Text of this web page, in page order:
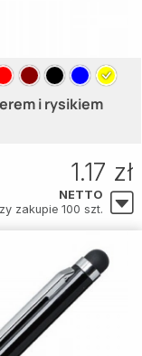
i rysikiem
1.17 zł
NETTO
zakupie 100 szt.